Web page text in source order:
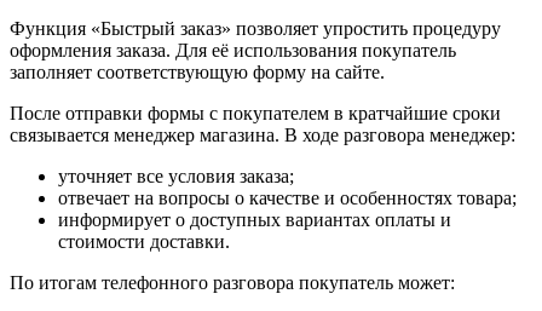
Функция «Быстрый заказ» позволяет упростить процедуру
оформления заказа. Для её использования покупатель
заполняет соответствующую форму на сайте.
После отправки формы с покупателем в кратчайшие сроки
связывается менеджер магазина. В ходе разговора менеджер:
уточняет все условия заказа;
отвечает на вопросы о качестве и особенностях товара;
информирует о доступных вариантах оплаты и
стоимости доставки.
По итогам телефонного разговора покупатель может: